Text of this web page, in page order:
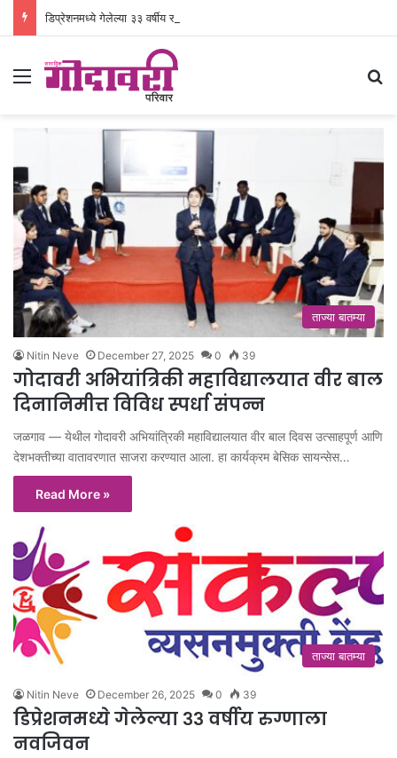
डिप्रेशनमध्ये गेलेल्या ३३ वर्षीय रुग्णाला नवजिवन
Menu
ताज्या बातम्या
Nitin Neve December 27, 2025 0 39
गोदावरी अभियांत्रिकी महाविद्यालयात वीर बाल
दिनानिमीत्त विविध स्पर्धा संपन्न
जळगाव — येथील गोदावरी अभियांत्रिकी महाविद्यालयात वीर बाल दिवस उत्साहपूर्ण आणि
देशभक्तीच्या वातावरणात साजरा करण्यात आला. हा कार्यक्रम बेसिक सायन्सेस…
Read More »
ताज्या बातम्या
Nitin Neve December 26, 2025 0 39
डिप्रेशनमध्ये गेलेल्या ३३ वर्षीय रुग्णाला
नवजिवन